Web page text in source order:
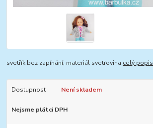
svetřík bez zapínání, materiál svetrovina celý popis
Dostupnost Není skladem
Nejsme plátci DPH